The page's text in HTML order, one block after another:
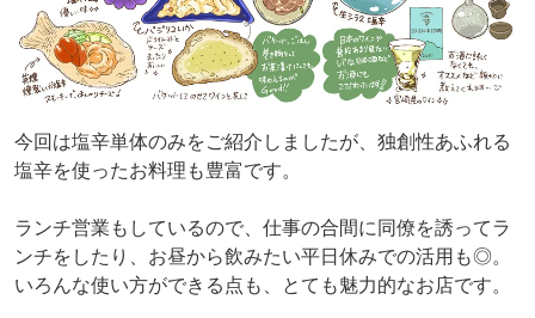
今回は塩辛単体のみをご紹介しましたが、独創性あふれる
塩辛を使ったお料理も豊富です。
ランチ営業もしているので、仕事の合間に同僚を誘ってラ
ンチをしたり、お昼から飲みたい平日休みでの活用も◎。
いろんな使い方ができる点も、とても魅力的なお店です。